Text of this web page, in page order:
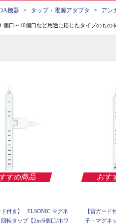
機器 タップ・電源アダプタ アン
口～10個口など用途に応じたタイプのもの
すめ商品
付き】
ELSONIC マグネ
回転タップ【2m/6個口/ホワ
おす
【雷ガード
子・マグネ